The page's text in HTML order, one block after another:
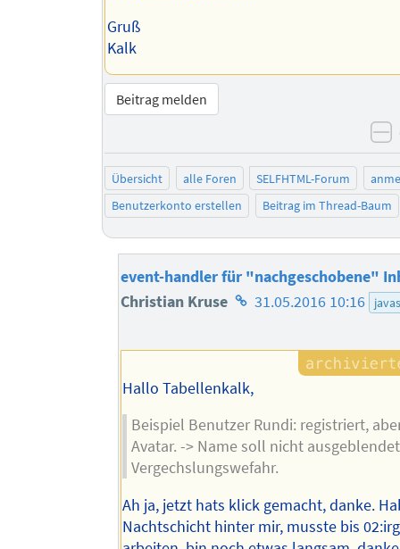
Gruß
Kalk
Beitrag melden
Übersicht alle Foren SELFHTML-Forum
Benutzerkonto erstellen
Beitrag im Thread-Baum
event-handler für "nachgeschobene"
Christian Kruse Homepage
Autors
31.05.2016 10:16
Hallo Tabellenkalk,
Beispiel Benutzer Rundi: registriert,
Avatar. -> Name soll nicht
Vergechslungswefahr.
Ah ja, jetzt hats klick gemacht, danke.
Nachtschicht hinter mir, musste bis